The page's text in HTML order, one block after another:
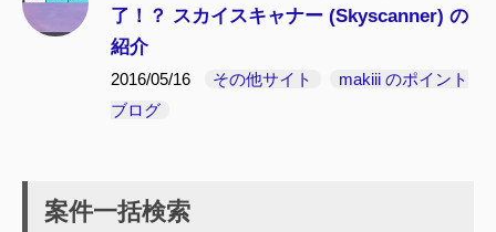
了！？ スカイスキャナー (Skyscanner) の
紹介
2016/05/16 その他サイト
makiii のポイント
ブログ
案件一括検索